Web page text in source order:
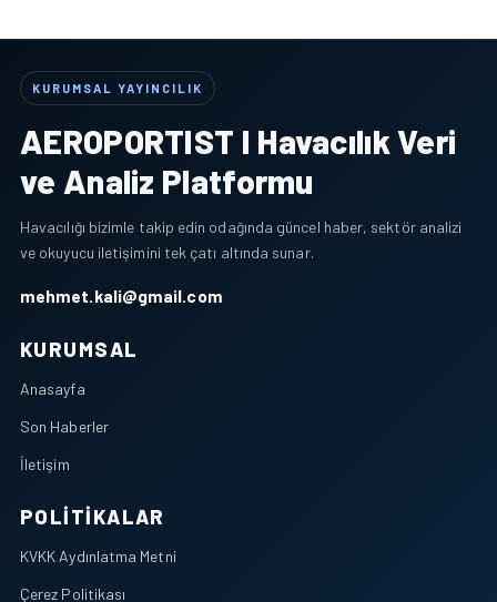
KURUMSAL YAYINCILIK
AEROPORTIST I Havacılık Veri
ve Analiz Platformu
Havacılığı bizimle takip edin odağında güncel haber, sektör analizi
ve okuyucu iletişimini tek çatı altında sunar.
mehmet.kali@gmail.com
KURUMSAL
Anasayfa
Son Haberler
İletişim
POLITIKALAR
KVKK Aydınlatma Metni
Çerez Politikası